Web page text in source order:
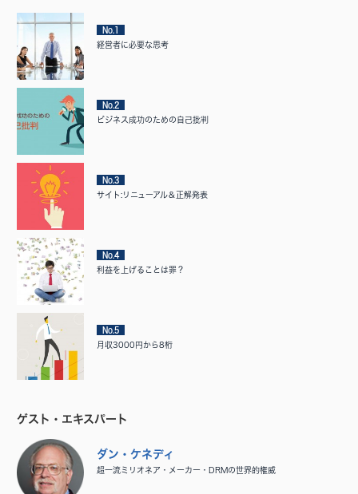
No.1
経営者に必要な思考
No.2
ビジネス成功のための自己批判
No.3
サイト:リニューアル＆正解発表
No.4
利益を上げることは罪？
No.5
月収3000円から8桁
ゲスト・エキスパート
ダン・ケネディ
超一流ミリオネア・メーカー・DRMの世界的権威